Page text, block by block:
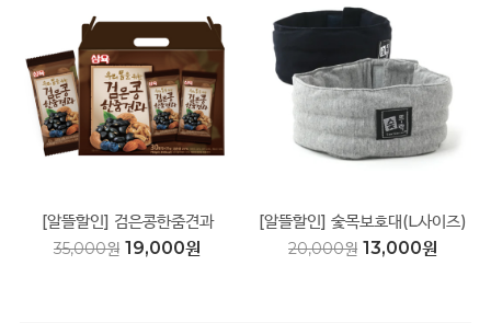
[알뜰할인] 검은콩한줌견과
25gX30봉
35,000원 19,000원
[알뜰할인] 숯목보호대(L사이즈)
20,000원 13,000원